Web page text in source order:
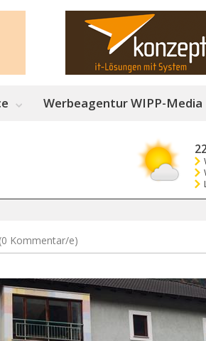
Werbeagentur WIPP-Media
(0 Kommentar/e)